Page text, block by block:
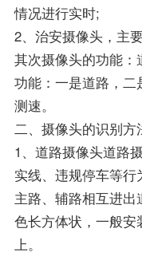
情况进行实时;
2、治安摄像头，主
其次摄像头的功能
功能：一是道路，
测速。
二、摄像头的识别方
1、道路摄像头道路
实线、违规停车等
主路、辅路相互进出
色长方体状，一般安
上。